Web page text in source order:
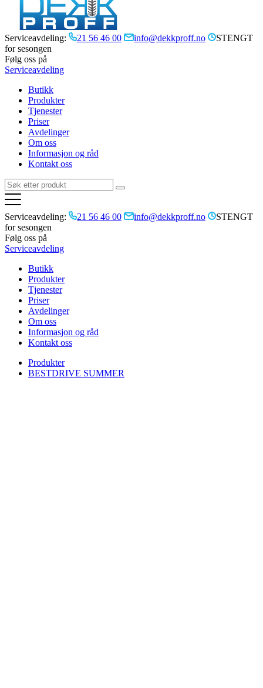
Serviceavdeling: 21 56 46 00 info@dekkproff.no
STENGT
for sesongen
Følg oss på
Serviceavdeling
Butikk
Produkter
Tjenester
Priser
Avdelinger
Om oss
Informasjon og råd
Kontakt oss
Serviceavdeling: 21 56 46 00 info@dekkproff.no
STENGT
for sesongen
Følg oss på
Serviceavdeling
Butikk
Produkter
Tjenester
Priser
Avdelinger
Om oss
Informasjon og råd
Kontakt oss
Produkter
BESTDRIVE SUMMER